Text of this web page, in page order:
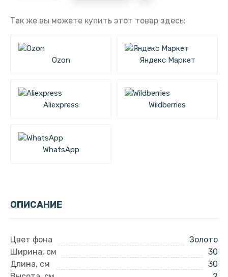
Так же вы можете купить этот товар здесь:
Ozon Яндекс Маркет
Aliexpress Wildberries
WhatsApp
ОПИСАНИЕ
Цвет фона
Золото
Ширина, см
30
Длина, см
30